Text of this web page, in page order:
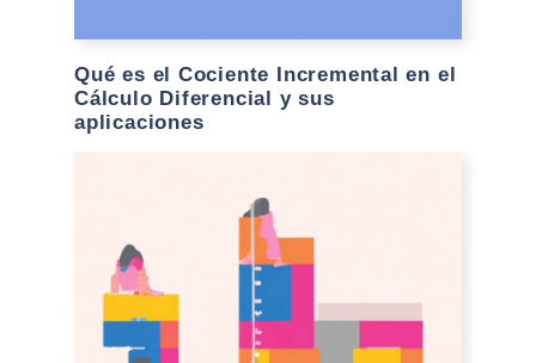
Qué es el Cociente Incremental en el
Cálculo Diferencial y sus
aplicaciones